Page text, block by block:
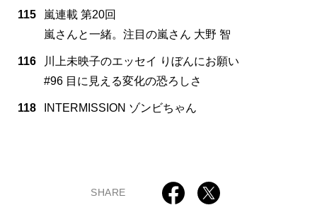
115
嵐連載 第20回
嵐さんと一緒。注目の嵐さん 大野 智
116
川上未映子のエッセイ りぼんにお願い
#96 目に見える変化の恐ろしさ
118 INTERMISSION ゾンビちゃん
SHARE